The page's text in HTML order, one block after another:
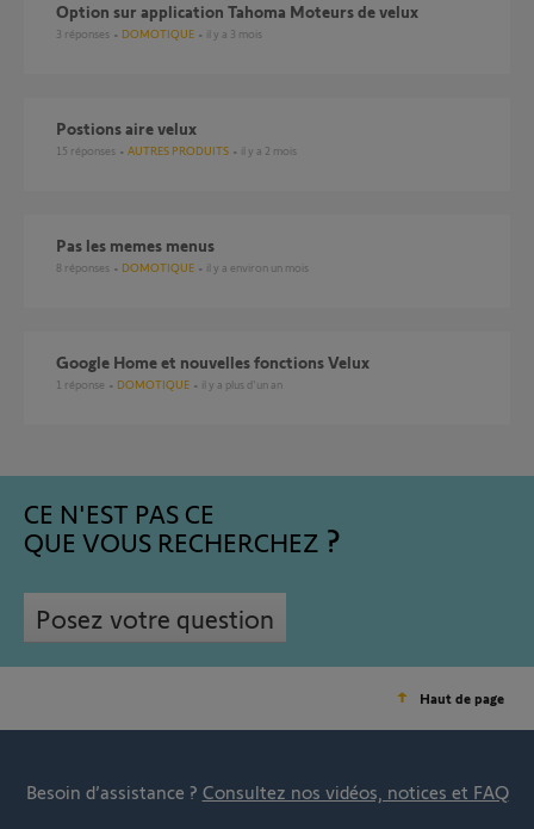
Option sur application Tahoma Moteurs de velux
3 réponses DOMOTIQUE il y a 3 mois
Postions aire velux
15 réponses AUTRES PRODUITS il y a 2 mois
Pas les memes menus
8 réponses DOMOTIQUE il y a environ un mois
Google Home et nouvelles fonctions Velux
1 réponse DOMOTIQUE il y a plus d'un an
CE N'EST PAS CE
QUE VOUS RECHERCHEZ
Posez votre question
Haut de page
Besoin d’assistance ? Consultez nos vidéos, notices et FAQ